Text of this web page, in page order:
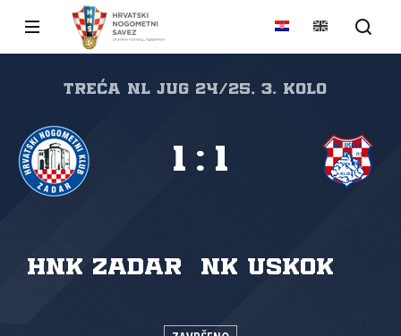
Treća NL Jug 24/25, 3. kolo
HNK Zadar NK Uskok
1 : 1